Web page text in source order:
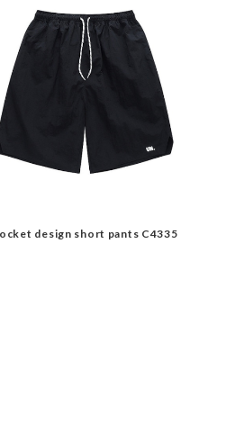
design short pants C4335